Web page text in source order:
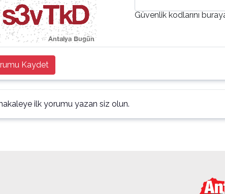
Güvenlik kodlarını
Kaydet
ilk yorumu yazan siz olun.